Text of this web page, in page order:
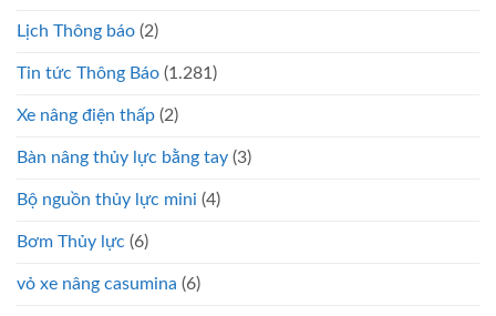
Lịch Thông báo (2)
Tin tức Thông Báo (1.281)
Xe nâng điện thấp (2)
Bàn nâng thủy lực bằng tay (3)
Bộ nguồn thủy lực mini (4)
Bơm Thủy lực (6)
vỏ xe nâng casumina (6)